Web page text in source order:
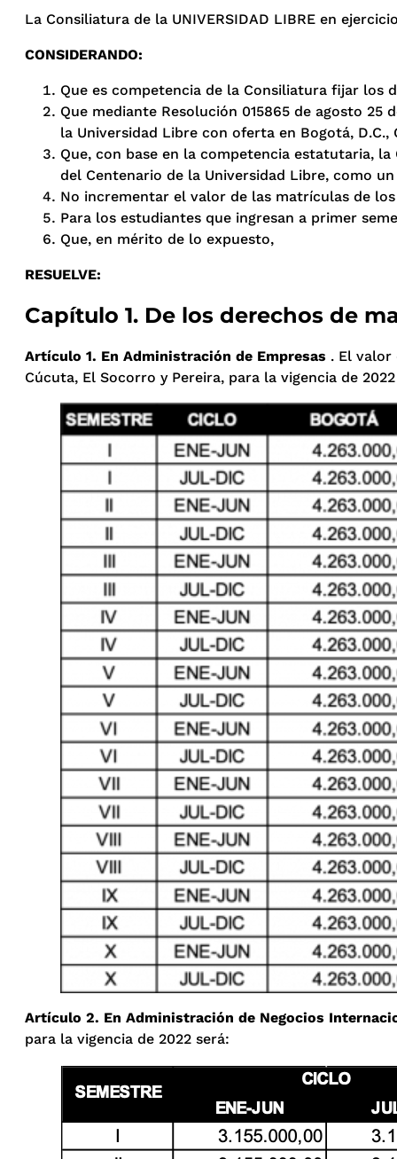
La Consiliatura de la UNIVERSIDAD LIBRE en
CONSIDERANDO:
Que es competencia de la Consiliatura fijar los
Que mediante Resolución 015865 de agosto
la Universidad Libre con oferta en Bogotá,
Que, con base en la competencia estatutaria,
del Centenario de la Universidad Libre, como
No incrementar el valor de las matrículas de
Para los estudiantes que ingresan a primer
Que, en mérito de lo expuesto,
RESUELVE:
Capítulo 1. De los derechos de
Artículo 1. En Administración de Empresas . El valor
Cúcuta, El Socorro y Pereira, para la vigencia de
Artículo 2. En Administración de Negocios
para la vigencia de 2022 será: